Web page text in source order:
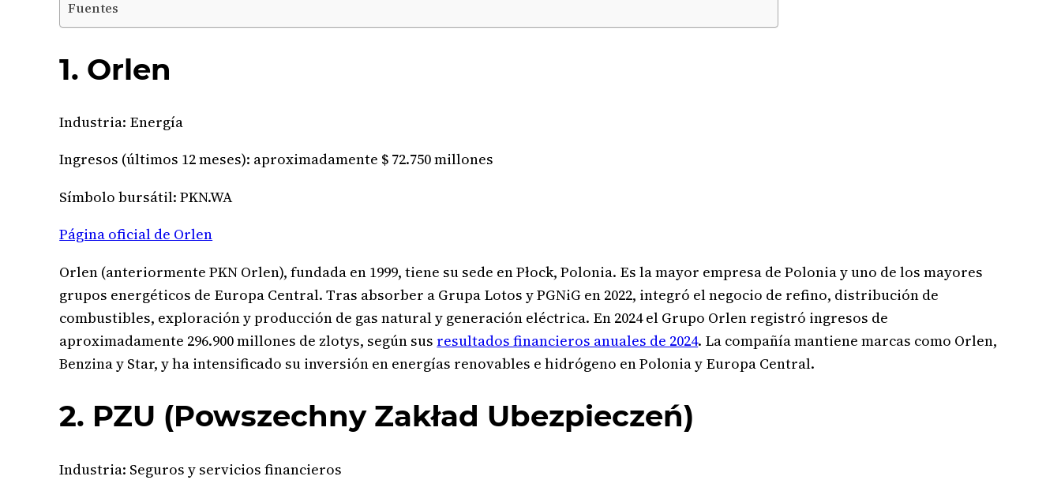
Fuentes
1. Orlen
Industria: Energía
Ingresos (últimos 12 meses): aproximadamente $ 72.750 millones
Símbolo bursátil: PKN.WA
Página oficial de Orlen
Orlen (anteriormente PKN Orlen), fundada en 1999, tiene su sede en Płock, Polonia. Es la mayor empresa de Polonia y uno de los mayores
grupos energéticos de Europa Central. Tras absorber a Grupa Lotos y PGNiG en 2022, integró el negocio de refino, distribución de
combustibles, exploración y producción de gas natural y generación eléctrica. En 2024 el Grupo Orlen registró ingresos de
aproximadamente 296.900 millones de zlotys, según sus resultados financieros anuales de 2024. La compañía mantiene marcas como Orlen,
Benzina y Star, y ha intensificado su inversión en energías renovables e hidrógeno en Polonia y Europa Central.
2. PZU (Powszechny Zakład Ubezpieczeń)
Industria: Seguros y servicios financieros